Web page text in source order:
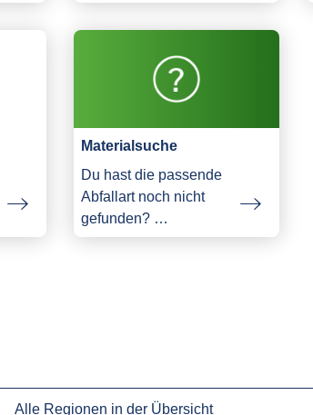
Materialsuche
Du hast die passende
Abfallart noch nicht
gefunden? …
Alle Regionen in der Übersicht